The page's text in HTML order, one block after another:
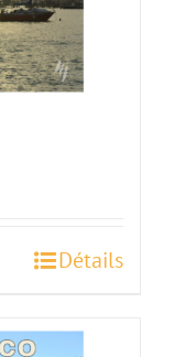
Détails